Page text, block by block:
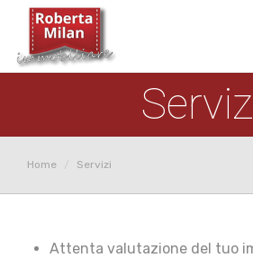
Home Servizi
Attenta valutazione del tuo